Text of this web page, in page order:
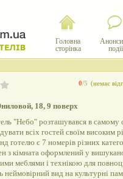
Головна
сторінка
події
0/5 (немає
18, 9 поверх
"Небо" розташувався в самому
всіх гостей своїм високим
готелю є 7 номерів різних
з кімната оформлений у
меблями і технікою для
вид на культурні